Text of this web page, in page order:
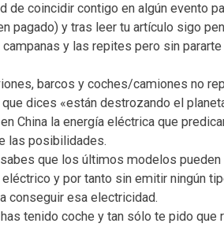
de coincidir contigo en algún evento
pagado) y tras leer tu artículo sigo
y las repites pero sin pararte
barcos y coches/camiones no
dices «están destrozando el
China la energía eléctrica que
las posibilidades.
que los últimos modelos pueden
y por tanto sin emitir ningún
conseguir esa electricidad.
tenido coche y tan sólo te pido que